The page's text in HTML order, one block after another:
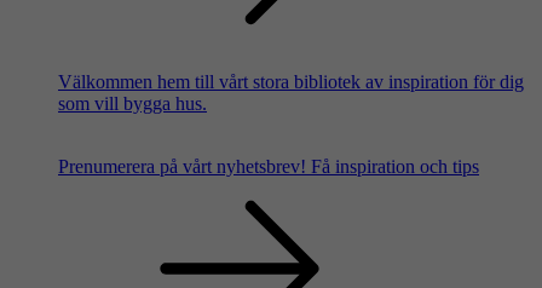
Välkommen hem till vårt stora bibliotek av inspiration för dig
som vill bygga hus.
Prenumerera på vårt nyhetsbrev! Få inspiration och tips